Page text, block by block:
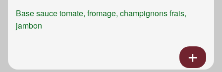
Base sauce tomate, fromage, champignons frais,
jambon